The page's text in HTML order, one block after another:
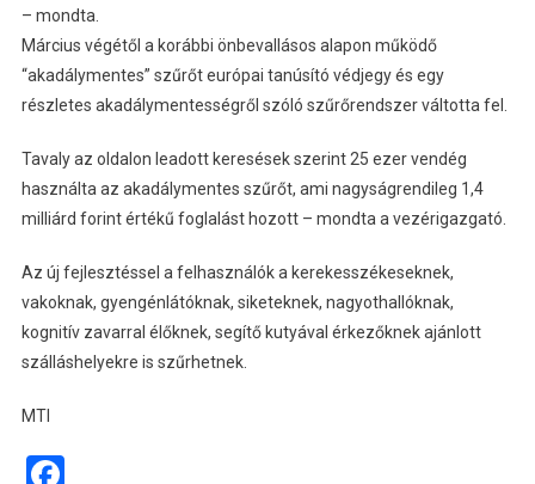
– mondta.
Március végétől a korábbi önbevallásos alapon működő
“akadálymentes” szűrőt európai tanúsító védjegy és egy
részletes akadálymentességről szóló szűrőrendszer váltotta fel.
Tavaly az oldalon leadott keresések szerint 25 ezer vendég
használta az akadálymentes szűrőt, ami nagyságrendileg 1,4
milliárd forint értékű foglalást hozott – mondta a vezérigazgató.
Az új fejlesztéssel a felhasználók a kerekesszékeseknek,
vakoknak, gyengénlátóknak, siketeknek, nagyothallóknak,
kognitív zavarral élőknek, segítő kutyával érkezőknek ajánlott
szálláshelyekre is szűrhetnek.
MTI
Facebook